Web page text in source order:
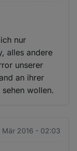
nur
alles andere
unserer
an ihrer
sehen wollen.
Mär 2016 - 02:03